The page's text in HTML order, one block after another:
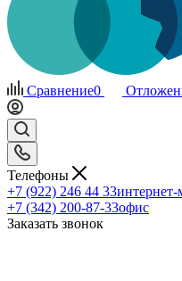
Сравнение0
Телефоны
+7 (922) 246 44 33интернет-
+7 (342) 200-87-33офис
Заказать звонок